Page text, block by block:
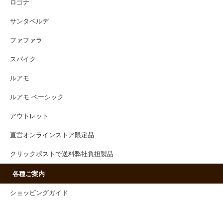
ロゴナ
サンタベルデ
ファファラ
スパイク
ルアモ
ルアモ ベーシック
アウトレット
直営オンラインストア限定品
クリックポストで送料弊社負担製品
各種ご案内
ショッピングガイド